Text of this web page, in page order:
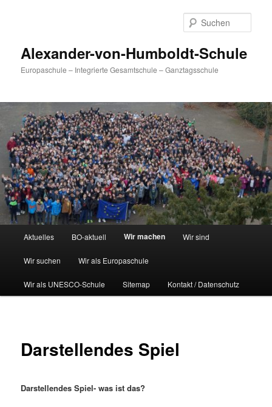
Alexander-von-Humboldt-Schule
Europaschule – Integrierte Gesamtschule – Ganztagsschule
Aktuelles BO-aktuell Wir machen Wir sind
Wir suchen Wir als Europaschule
Wir als UNESCO-Schule Sitemap Kontakt / Datenschutz
Darstellendes Spiel
Darstellendes Spiel- was ist das?